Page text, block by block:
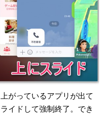
がっているアプリが出て
イドして強制終了。でき